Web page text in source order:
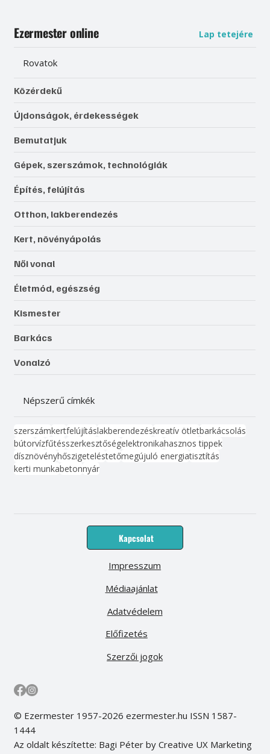
Ezermester online Lap tetejére
Rovatok
Közérdekű
Újdonságok, érdekességek
Bemutatjuk
Gépek, szerszámok, technológiák
Építés, felújítás
Otthon, lakberendezés
Kert, növényápolás
Női vonal
Életmód, egészség
Kismester
Barkács
Vonalzó
Népszerű címkék
szerszámkertfelújításlakberendezéskreatív ötletbarkácsolás
bútorvízfűtésszerkesztőségelektronikahasznos tippek
dísznövényhőszigeteléstetőmegújuló energiatisztítás
kerti munkabetonnyár
Kapcsolat
Médiaajánlat
Előfizetés
Impresszum
Adatvédelem
Szerzői jogok
© Ezermester 1957-2026 ezermester.hu ISSN 1587-
1444
Az oldalt készítette: Bagi Péter by Creative UX Marketing